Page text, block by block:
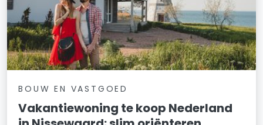
BOUW EN VASTGOED
Vakantiewoning te koop Nederland